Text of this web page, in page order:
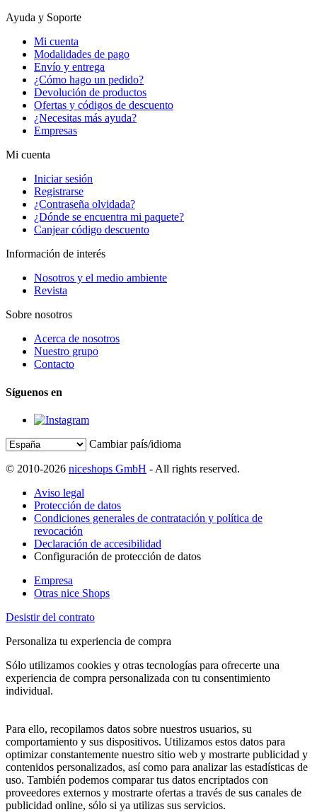
Ayuda y Soporte
Mi cuenta
Modalidades de pago
Envío y entrega
¿Cómo hago un pedido?
Devolución de productos
Ofertas y códigos de descuento
¿Necesitas más ayuda?
Empresas
Mi cuenta
Iniciar sesión
Registrarse
¿Contraseña olvidada?
¿Dónde se encuentra mi paquete?
Canjear código descuento
Información de interés
Nosotros y el medio ambiente
Revista
Sobre nosotros
Acerca de nosotros
Nuestro grupo
Contacto
Síguenos en
Cambiar país/idioma
© 2010-2026 niceshops GmbH - All rights reserved.
Aviso legal
Protección de datos
Condiciones generales de contratación y política de
revocación
Declaración de accesibilidad
Configuración de protección de datos
Empresa
Otras nice Shops
Desistir del contrato
Personaliza tu experiencia de compra
Sólo utilizamos cookies y otras tecnologías para ofrecerte una
experiencia de compra personalizada con tu consentimiento
individual.
Para ello, recopilamos datos sobre nuestros usuarios, su
comportamiento y sus dispositivos. Utilizamos estos datos para
optimizar constantemente nuestro sitio web y mostrarte publicidad y
contenidos personalizados, así como para analizar las estadísticas de
uso. También podemos comparar tus datos encriptados con
proveedores externos y mostrarte ofertas a través de sus canales de
publicidad online, sólo si ya utilizas sus servicios.